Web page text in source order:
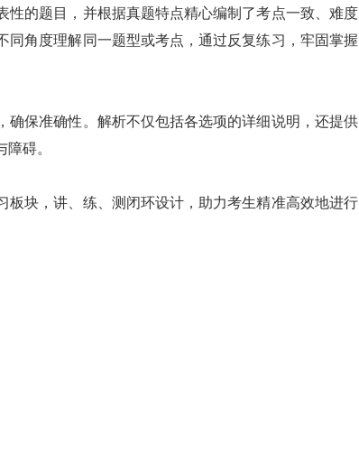
的题目，并根据真题特点精心编制了考点一致、难度
角度理解同一题型或考点，通过反复练习，牢固掌握
保准确性。解析不仅包括各选项的详细说明，还提供
碍。
块，讲、练、测闭环设计，助力考生精准高效地进行